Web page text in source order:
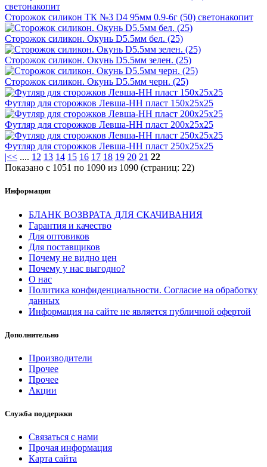
Сторожок силикон ТК №3 D4 95мм 0.9-6г (50) светонакопит
Сторожок силикон. Окунь D5.5мм бел. (25)
Сторожок силикон. Окунь D5.5мм зелен. (25)
Сторожок силикон. Окунь D5.5мм черн. (25)
Футляр для сторожков Левша-НН пласт 150х25х25
Футляр для сторожков Левша-НН пласт 200х25х25
Футляр для сторожков Левша-НН пласт 250х25х25
|<< .... 12 13 14 15 16 17 18 19 20 21 22
Показано с 1051 по 1090 из 1090 (страниц: 22)
Информация
БЛАНК ВОЗВРАТА ДЛЯ СКАЧИВАНИЯ
Гарантия и качество
Для оптовиков
Для поставщиков
Почему не видно цен
Почему у нас выгодно?
О нас
Политика конфиденциальности. Согласие на обработку
данных
Информация на сайте не является публичной офертой
Дополнительно
Производители
Прочее
Прочее
Акции
Служба поддержки
Связаться с нами
Прочая информация
Карта сайта